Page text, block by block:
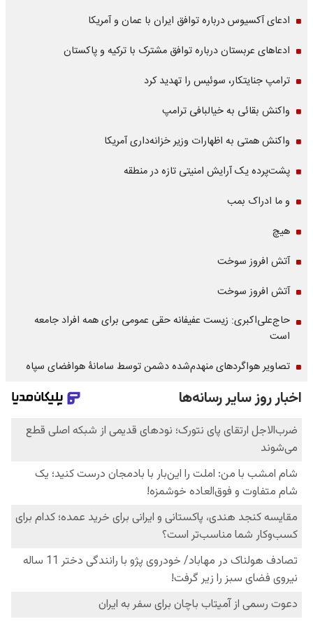
ادعای آکسیوس درباره توافق ایران با عمان و آمریکا
ادعاهای عربستان درباره توافق مشترک با ترکیه و پاکستان
ترامپ جنایتکار، سوئیس را تهدید کرد
واکنش بقائی به خیالبافی ترامپ
واکنش همتی به اظهارات وزیر خزانه‌داری آمریکا
پشت‌پرده یک آرایش امنیتی تازه در منطقه
و ما ادراک بمب
هیچ
آتش افروز سوخت
آتش افروز سوخت
حاج‌علی‌اکبری: زیست عفیفانه حقی عمومی برای همه افراد جامعه
است
تصاویر هواگردهای منهدم‌شده دشمن توسط سامانۀ هوافضای سپاه